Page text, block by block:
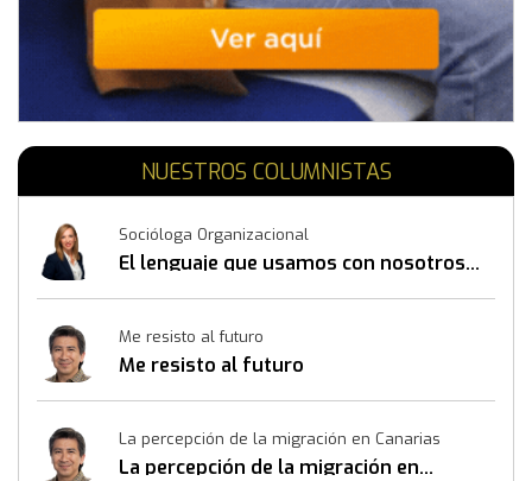
NUESTROS COLUMNISTAS
Socióloga Organizacional
El lenguaje que usamos con nosotros
Me resisto al futuro
Me resisto al futuro
La percepción de la migración en Canarias
La percepción de la migración en